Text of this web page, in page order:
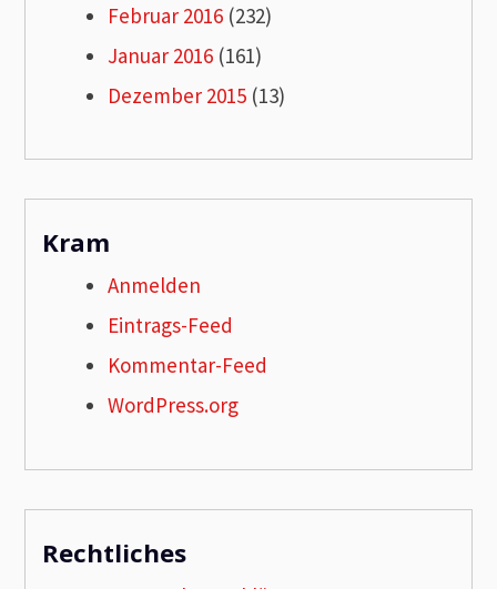
Februar 2016 (232)
Januar 2016 (161)
Dezember 2015 (13)
Kram
Anmelden
Eintrags-Feed
Kommentar-Feed
WordPress.org
Rechtliches